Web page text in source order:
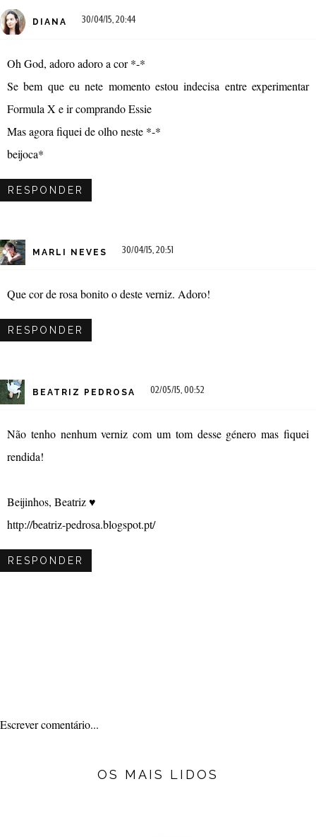
DIANA 30/04/15, 20:44
Oh God, adoro adoro a cor *-*
Se bem que eu nete momento estou indecisa entre experimentar
Formula X e ir comprando Essie
Mas agora fiquei de olho neste *-*
beijoca*
RESPONDER
MARLI NEVES 30/04/15, 20:51
Que cor de rosa bonito o deste verniz. Adoro!
RESPONDER
BEATRIZ PEDROSA 02/05/15, 00:52
Não tenho nenhum verniz com um tom desse género mas fiquei
rendida!
Beijinhos, Beatriz ♥
http://beatriz-pedrosa.blogspot.pt/
RESPONDER
Escrever comentário...
OS MAIS LIDOS